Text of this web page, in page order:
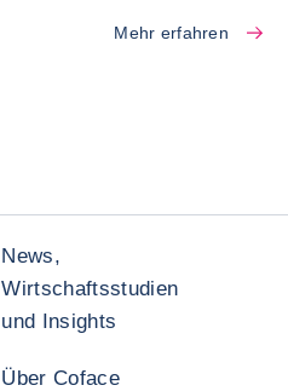
Mehr erfahren
News,
Wirtschaftsstudien
und Insights
Über Coface